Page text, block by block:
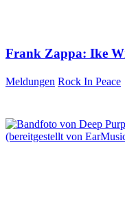
Frank Zappa: Ike
Meldungen Rock In Peace